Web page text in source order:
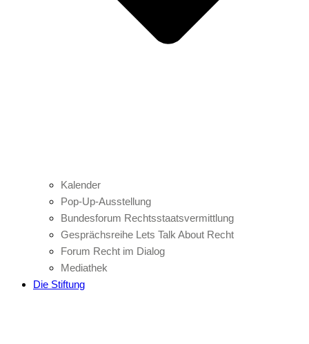
Kalender
Pop-Up-Ausstellung
Bundesforum Rechtsstaatsvermittlung
Gesprächsreihe Lets Talk About Recht
Forum Recht im Dialog
Mediathek
Die Stiftung